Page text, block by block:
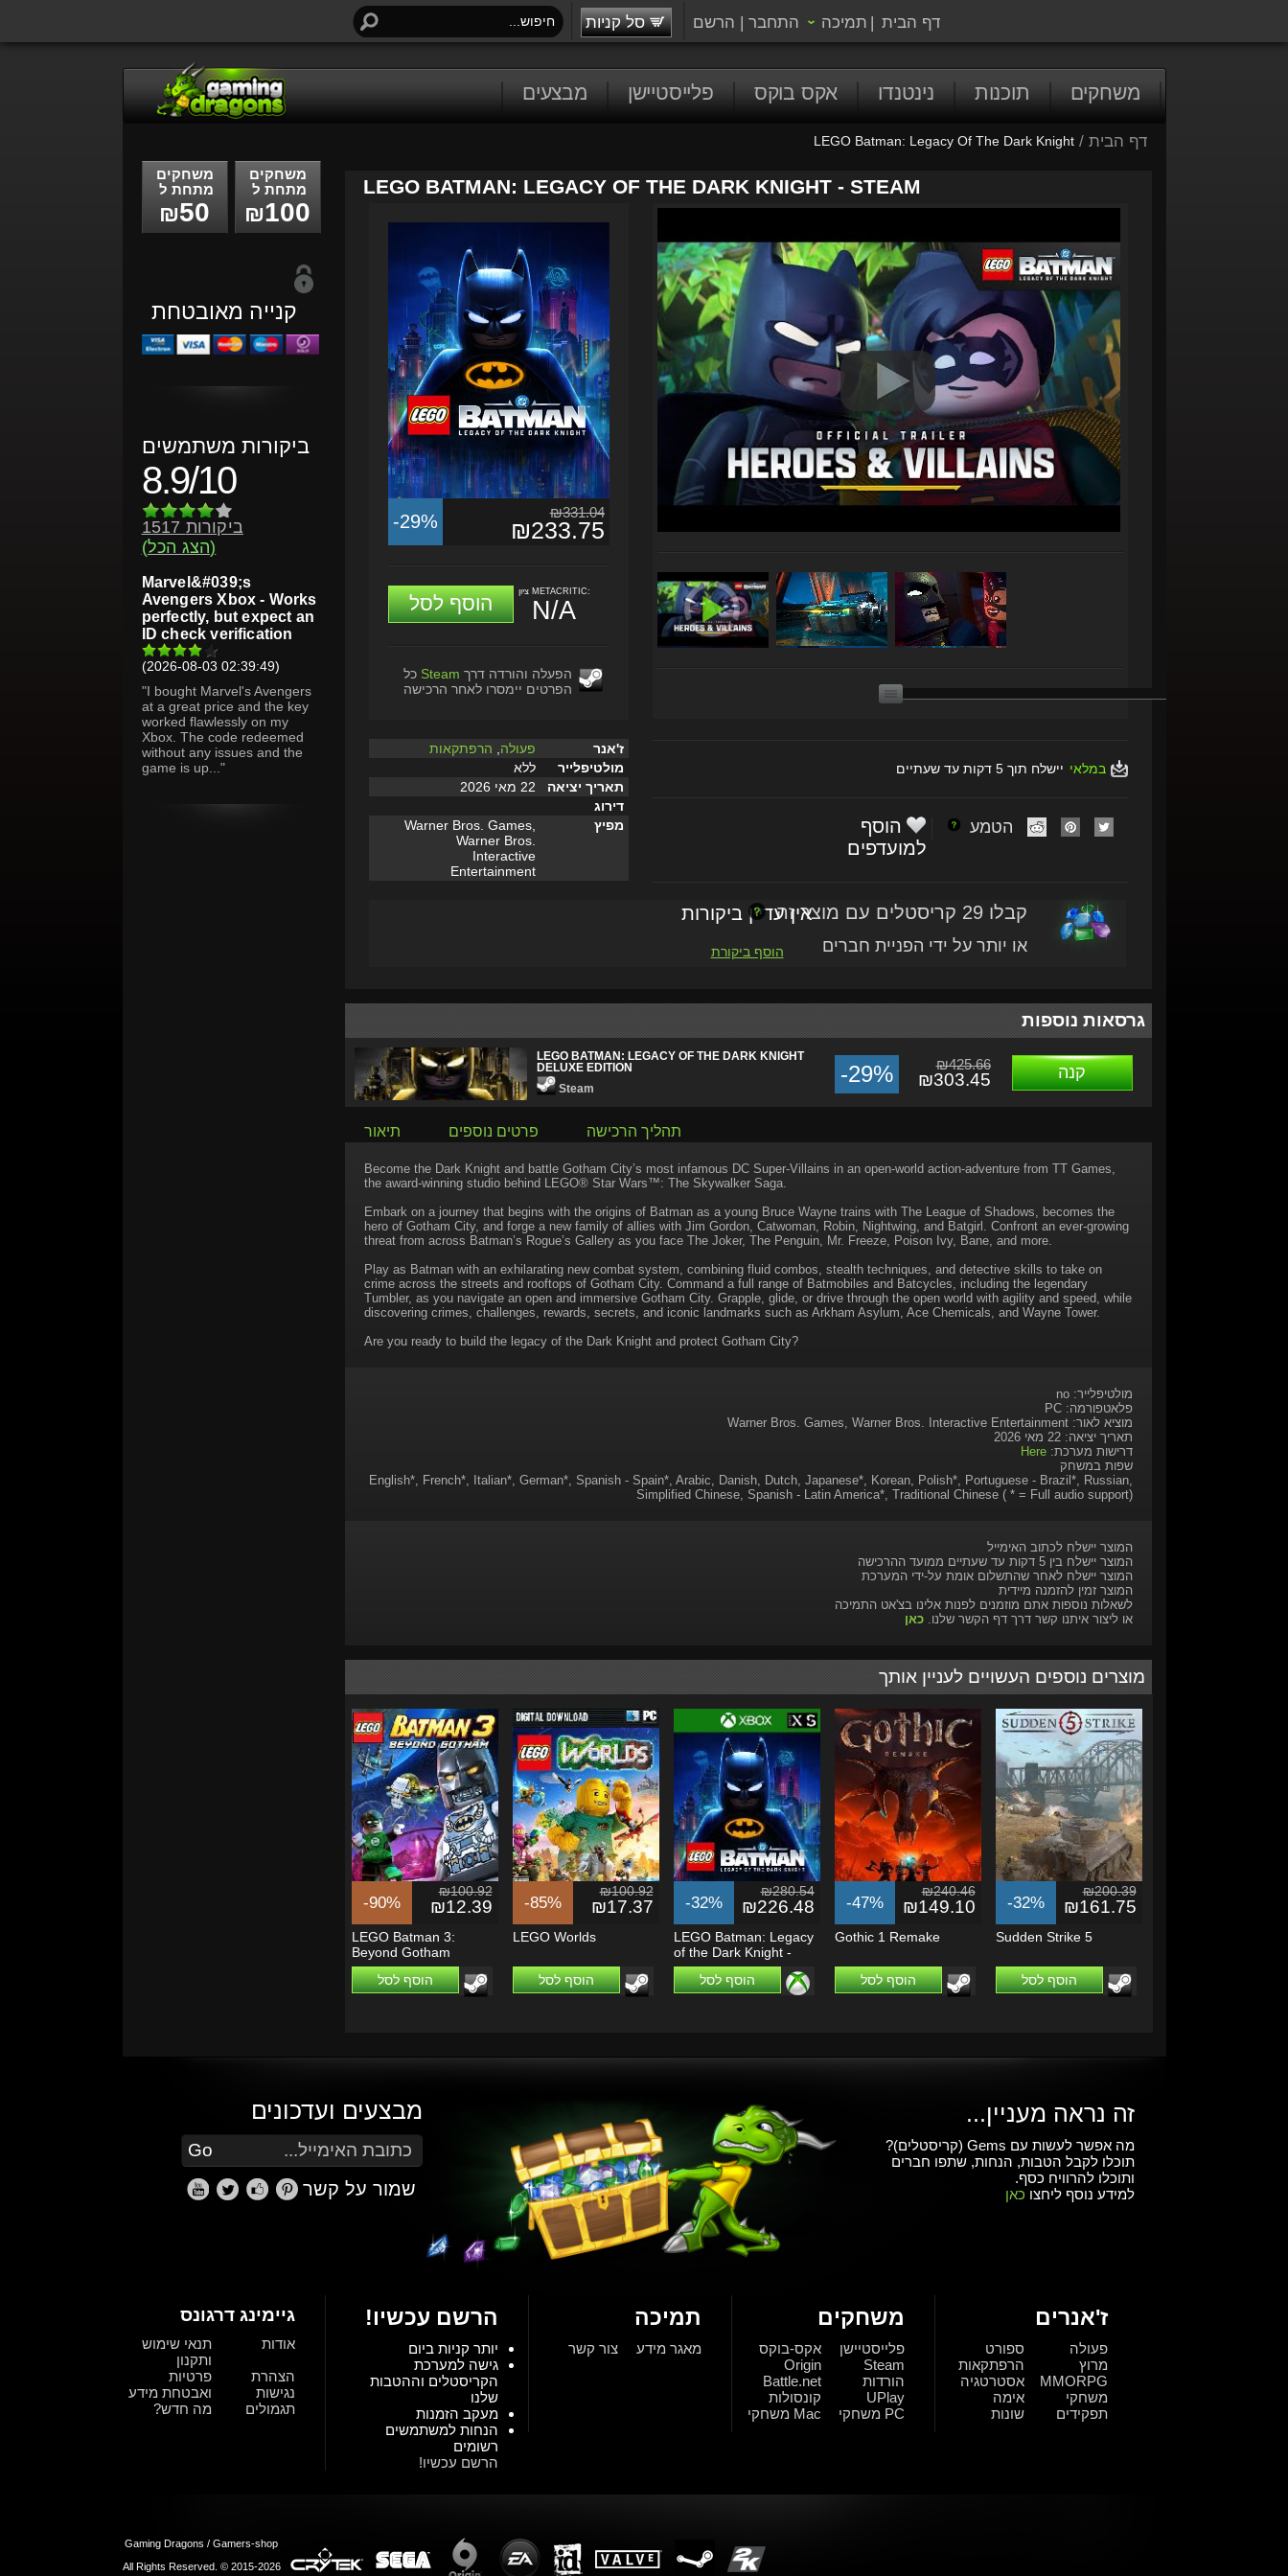
דף הבית | תמיכה התחבר | הרשם סל קניות
מבצעים פלייסטיישן אקס בוקס נינטנדו תוכנות משחקים
דף הבית /
LEGO Batman: Legacy Of The Dark Knight
משחקים
מתחת ל
₪50
משחקים
מתחת ל
₪100
קנייה מאובטחת
ביקורות משתמשים
8.9/10
1517 ביקורות
(הצג הכל)
Marvel&#039;s
Avengers Xbox - Works
perfectly, but expect an
ID check verification
(2026-08-03 02:39:49)
"I bought Marvel's Avengers
at a great price and the key
worked flawlessly on my
Xbox. The code redeemed
without any issues and the
game is up..."
LEGO BATMAN: LEGACY OF THE DARK KNIGHT - STEAM
-29% ₪331.04
₪233.75
הוסף לסל
ציון METACRITIC:
N/A
הפעלה והורדה דרך Steam כל
הפרטים יימסרו לאחר הרכישה
ז'אנר פעולה
הרפתקאות
מולטיפלייר
ללא
תאריך יציאה
22 מאי 2026
דירוג
מפיץ
Warner Bros. Games,
Warner Bros.
Interactive
Entertainment
אין עדיין ביקורות
הוסף ביקורת
במלאי יישלח תוך 5 דקות עד שעתיים
הטמע
הוסף
למועדפים
קבלו 29 קריסטלים עם מוצר זה
או יותר על ידי הפניית חברים
גרסאות נוספות
LEGO BATMAN: LEGACY OF THE DARK KNIGHT
DELUXE EDITION
Steam
קנה -29% ₪425.66
₪303.45
תיאור פרטים נוספים תהליך הרכישה
Become the Dark Knight and battle Gotham City’s most infamous DC Super-Villains in an open-world action-adventure from TT Games,
the award-winning studio behind LEGO® Star Wars™: The Skywalker Saga.
Embark on a journey that begins with the origins of Batman as a young Bruce Wayne trains with The League of Shadows, becomes the
hero of Gotham City, and forge a new family of allies with Jim Gordon, Catwoman, Robin, Nightwing, and Batgirl. Confront an ever-growing
threat from across Batman’s Rogue’s Gallery as you face The Joker, The Penguin, Mr. Freeze, Poison Ivy, Bane, and more.
Play as Batman with an exhilarating new combat system, combining fluid combos, stealth techniques, and detective skills to take on
crime across the streets and rooftops of Gotham City. Command a full range of Batmobiles and Batcycles, including the legendary
Tumbler, as you navigate an open and immersive Gotham City. Grapple, glide, or drive through the open world with agility and speed, while
discovering crimes, challenges, rewards, secrets, and iconic landmarks such as Arkham Asylum, Ace Chemicals, and Wayne Tower.
Are you ready to build the legacy of the Dark Knight and protect Gotham City?
מולטיפלייר: no
פלאטפורמה: PC
מוציא לאור: Warner Bros. Games, Warner Bros. Interactive Entertainment
תאריך יציאה: 22 מאי 2026
דרישות מערכת:Here
שפות במשחק
English*, French*, Italian*, German*, Spanish - Spain*, Arabic, Danish, Dutch, Japanese*, Korean, Polish*, Portuguese - Brazil*, Russian,
Simplified Chinese, Spanish - Latin America*, Traditional Chinese ( * = Full audio support)
המוצר יישלח לכתוב האימייל
המוצר יישלח בין 5 דקות עד שעתיים ממועד ההרכישה
המוצר יישלח לאחר שהתשלום אומת על-ידי המערכת
המוצר זמין להזמנה מיידית
לשאלות נוספות אתם מוזמנים לפנות אלינו בצ'אט התמיכה
או ליצור איתנו קשר דרך דף הקשר שלנו.כאן
מוצרים נוספים העשויים לעניין אותך
-90%
₪100.92
₪12.39
LEGO Batman 3:
Beyond Gotham
הוסף לסל
-85%
₪100.92
₪17.37
LEGO Worlds
הוסף לסל
-32%
₪280.54
₪226.48
LEGO Batman: Legacy
of the Dark Knight -
Xbox Series...
הוסף לסל
-47%
₪240.46
₪149.10
Gothic 1 Remake
הוסף לסל
-32%
₪200.39
₪161.75
Sudden Strike 5
הוסף לסל
מבצעים ועדכונים
הזן את כתובת הדוא"ל שלך כדי להירשם לעדכונים ומבצעים
Go
שמור על קשר
זה נראה מעניין...
מה אפשר לעשות עם Gems (קריסטלים)?
תוכלו לקבל הטבות, הנחות, שתפו חברים
ותוכלו להרוויח כסף.
למידע נוסף ליחצו כאן
גיימינג דרגונס
אודות
תנאי שימוש
ותקנון
הצהרת
נגישות
פרטיות
ואבטחת מידע
תגמולים
מה חדש?
הרשם עכשיו!
יותר קניות ביום
גישה למערכת
הקריסטלים וההטבות
שלנו
מעקב הזמנות
הנחות למשתמשים
רשומים
הרשם עכשיו!
תמיכה
מאגר מידע צור קשר
משחקים
פלייסטיישן
אקס-בוקס
Steam
Origin
הורדות
Battle.net
UPlay
קונסולות
PC משחקי
Mac משחקי
ז'אנרים
פעולה
ספורט
מרוץ
הרפתקאות
MMORPG
אסטרטגיה
משחקי
תפקידים
אימה
שונות
Gaming Dragons / Gamers-shop
All Rights Reserved. © 2015-2026